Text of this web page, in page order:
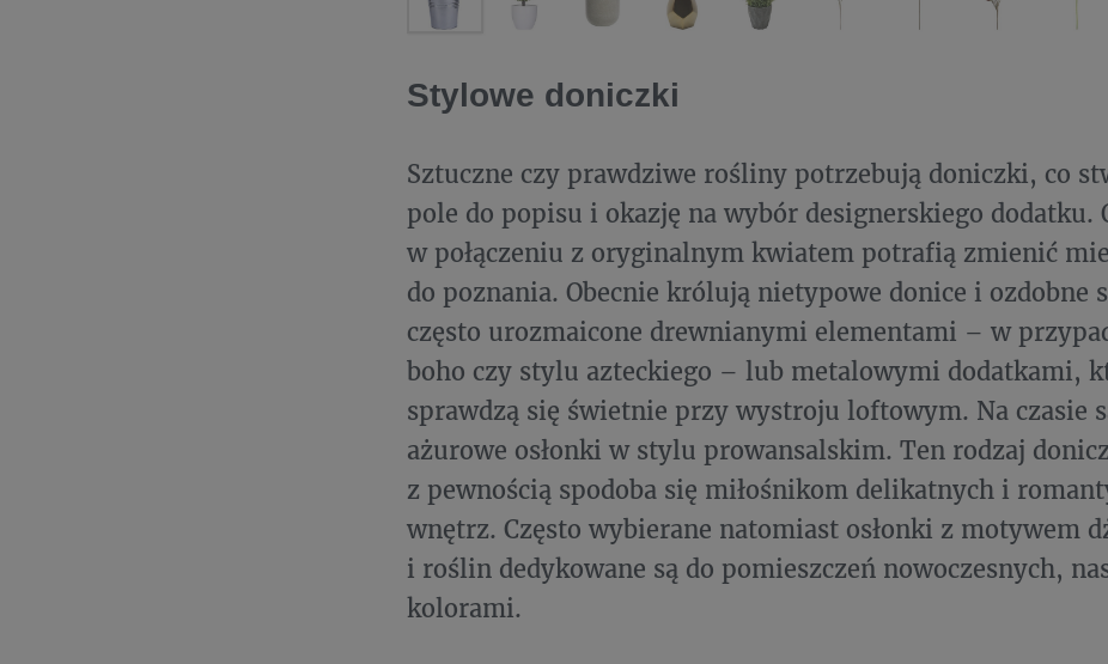
Stylowe doniczki
Sztuczne czy prawdziwe rośliny potrzebują doniczki, co
pole do popisu i okazję na wybór designerskiego dodatku.
w połączeniu z oryginalnym kwiatem potrafią zmienić
do poznania. Obecnie królują nietypowe donice i ozdobne
często urozmaicone drewnianymi elementami ­– w
boho czy stylu azteckiego – lub metalowymi dodatkami,
sprawdzą się świetnie przy wystroju loftowym. Na czasie
ażurowe osłonki w stylu prowansalskim. Ten rodzaj
z pewnością spodoba się miłośnikom delikatnych i
wnętrz. Często wybierane natomiast osłonki z motywem
i roślin dedykowane są do pomieszczeń nowoczesnych,
kolorami.